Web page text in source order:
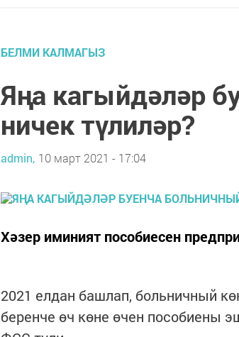
БЕЛМИ КАЛМАГЫЗ
Яңа кагыйдәләр
ничек түлиләр?
admin, 10 март 2021 - 17:04
Хәзер иминият пособиесен
2021 елдан башлап, больничный
беренче өч көне өчен пособиены